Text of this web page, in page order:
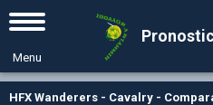
HFX Wanderers - Cavalry -